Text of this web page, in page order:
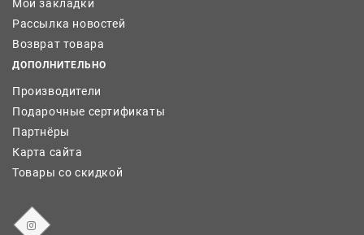
Мои закладки
Рассылка новостей
Возврат товара
ДОПОЛНИТЕЛЬНО
Производители
Подарочные сертификаты
Партнёры
Карта сайта
Товары со скидкой